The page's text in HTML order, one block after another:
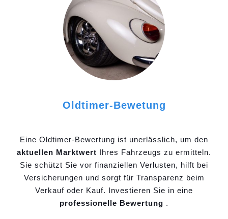
Oldtimer-Bewetung
Eine Oldtimer-Bewertung ist unerlässlich, um den
aktuellen Marktwert Ihres Fahrzeugs zu ermitteln.
Sie schützt Sie vor finanziellen Verlusten, hilft bei
Versicherungen und sorgt für Transparenz beim
Verkauf oder Kauf. Investieren Sie in eine
professionelle Bewertung .